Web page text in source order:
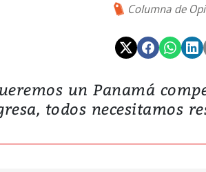
Columna de
un Panamá
todos necesitamos